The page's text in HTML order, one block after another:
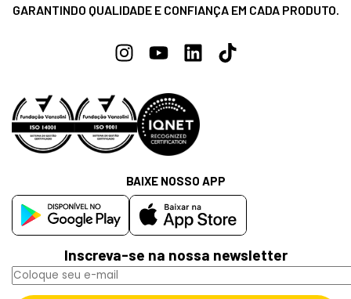
GARANTINDO QUALIDADE E CONFIANÇA EM CADA PRODUTO.
Inscreva-se na nossa newsletter
BAIXE NOSSO APP